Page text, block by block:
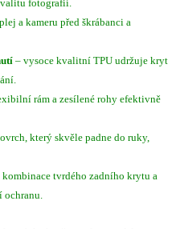
fotografií.
a kameru před škrábanci a
– vysoce kvalitní TPU udržuje kryt
rám a zesílené rohy efektivně
který skvěle padne do ruky,
tvrdého zadního krytu a
ochranu.